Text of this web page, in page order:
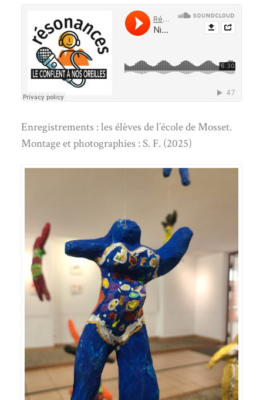
Enregistrements : les élèves de l’école de Mosset.
Montage et photographies : S. F. (2025)